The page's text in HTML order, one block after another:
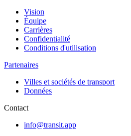
Vision
Équipe
Carrières
Confidentialité
Conditions d'utilisation
Partenaires
Villes et sociétés de transport
Données
Contact
info@transit.app